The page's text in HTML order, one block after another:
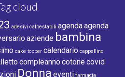
cloud
adesivi calpestabili agendaagenda
aziende bambina
cake topper calendario cappellino
compleanno cotone covid
Donna eventi farmacia